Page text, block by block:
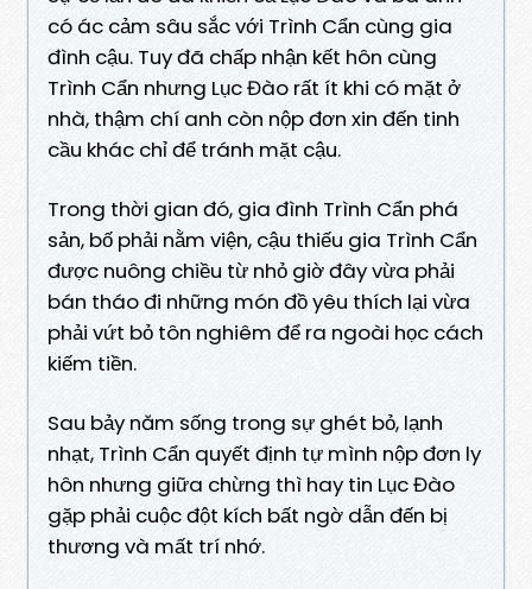
có ác cảm sâu sắc với Trình Cẩn cùng gia
đình cậu. Tuy đã chấp nhận kết hôn cùng
Trình Cẩn nhưng Lục Đào rất ít khi có mặt ở
nhà, thậm chí anh còn nộp đơn xin đến tinh
cầu khác chỉ để tránh mặt cậu.
Trong thời gian đó, gia đình Trình Cẩn phá
sản, bố phải nằm viện, cậu thiếu gia Trình Cẩn
được nuông chiều từ nhỏ giờ đây vừa phải
bán tháo đi những món đồ yêu thích lại vừa
phải vứt bỏ tôn nghiêm để ra ngoài học cách
kiếm tiền.
Sau bảy năm sống trong sự ghét bỏ, lạnh
nhạt, Trình Cẩn quyết định tự mình nộp đơn ly
hôn nhưng giữa chừng thì hay tin Lục Đào
gặp phải cuộc đột kích bất ngờ dẫn đến bị
thương và mất trí nhớ.